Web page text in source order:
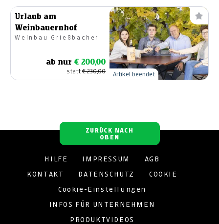
Urlaub am
Weinbauernhof
Weinbau Grießbacher
ab nur € 200,00
statt€ 230,00 Artikel beendet
ZURÜCK NACH
OBEN
HILFE IMPRESSUM AGB
KONTAKT DATENSCHUTZ COOKIE
Cookie-Einstellungen
INFOS FÜR UNTERNEHMEN
PRODUKTVIDEOS